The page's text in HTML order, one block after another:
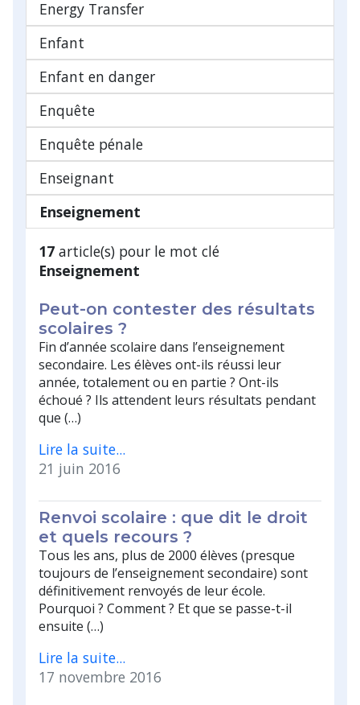
Energy Transfer
Enfant
Enfant en danger
Enquête
Enquête pénale
Enseignant
Enseignement
17 article(s) pour le mot clé
Enseignement
Peut-on contester des résultats
scolaires ?
Fin d’année scolaire dans l’enseignement
secondaire. Les élèves ont-ils réussi leur
année, totalement ou en partie ? Ont-ils
échoué ? Ils attendent leurs résultats pendant
que (…)
Lire la suite...
21 juin 2016
Renvoi scolaire : que dit le droit
et quels recours ?
Tous les ans, plus de 2000 élèves (presque
toujours de l’enseignement secondaire) sont
définitivement renvoyés de leur école.
Pourquoi ? Comment ? Et que se passe-t-il
ensuite (…)
Lire la suite...
17 novembre 2016